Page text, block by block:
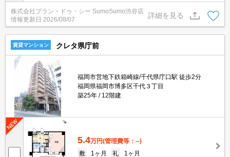
警察署千代交番が222mのところにあります。室内設備は浴室乾燥
機・洗面化粧台など充実した設備を備え付けています。こちらのお
部屋で新しい生活を始めてみませんか。
株式会社プラン・ドゥ・シー SumoSumo渋谷店
情報更新日 2026/08/07
詳細を見る
賃貸マンション クレタ県庁前
福岡市営地下鉄箱崎線/千代県庁口駅 徒歩2分
福岡県福岡市博多区千代３丁目
築25年
12階建
5.4万円(管理費等：--)
敷
1ヶ月 礼
1ヶ月